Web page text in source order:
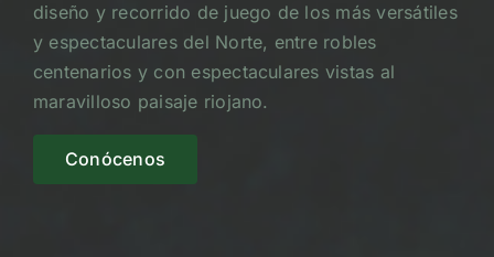
diseño y recorrido de juego de los más versátiles
y espectaculares del Norte, entre robles
centenarios y con espectaculares vistas al
maravilloso paisaje riojano.
Conócenos